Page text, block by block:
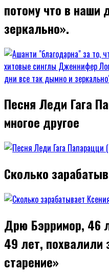
потому что в наши
зеркально».
Песня Леди Гага
многое другое
Сколько
Дрю Бэрримор, 46
49 лет, похвалили
старение»